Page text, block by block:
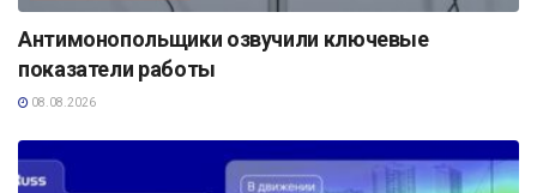
Антимонопольщики озвучили ключевые
показатели работы
08.08.2026